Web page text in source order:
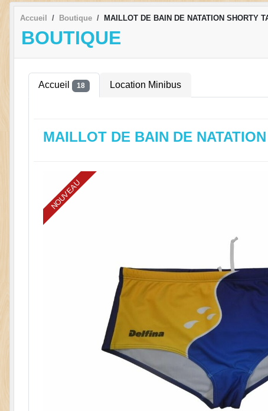
Accueil Boutique MAILLOT DE BAIN DE NATATION SHORTY
BOUTIQUE
Accueil 18 Location Minibus
MAILLOT DE BAIN DE
NOUVEAU